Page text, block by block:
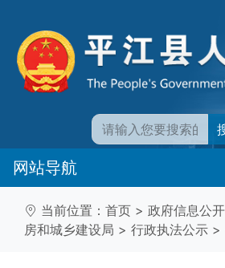
网站导航
当前位置： 首页 > 政府信息公开
房和城乡建设局 > 行政执法公示 >